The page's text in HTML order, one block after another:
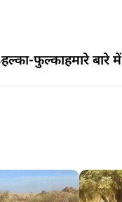
हल्का-फुल्काहमारे बारे में